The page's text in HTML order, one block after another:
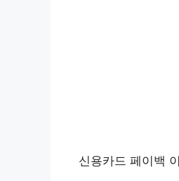
신용카드 페이백